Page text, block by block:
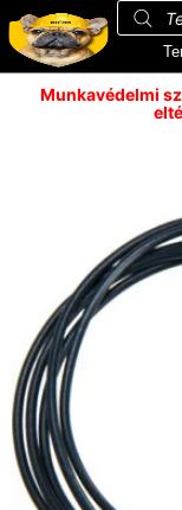
Munkavédelmi